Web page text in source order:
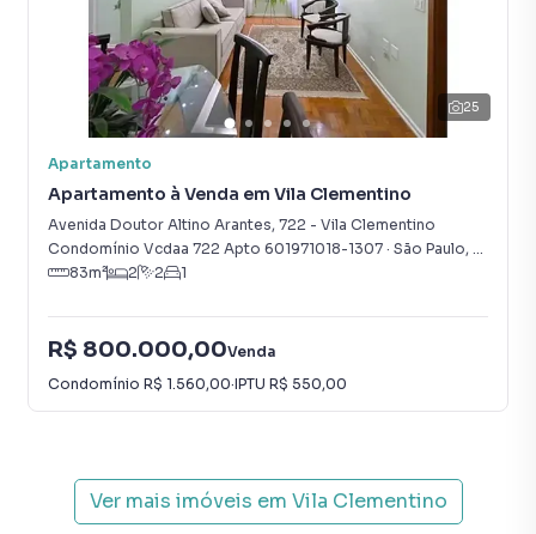
25
Apartamento
Apartamento à Venda em Vila Clementino
Avenida Doutor Altino Arantes, 722 - Vila Clementino
Condomínio Vcdaa 722 Apto 601971018-1307 · São Paulo, SP
83m² 2 2 1
R$ 800.000,00Venda
Condomínio R$ 1.560,00·IPTU R$ 550,00
Ver mais imóveis em Vila Clementino